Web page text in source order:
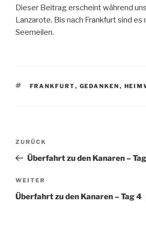
Dieser Beitrag erscheint während
Lanzarote. Bis nach Frankfurt sind
Seemeilen.
SCHLAGWÖRTER
FRANKFURT, GEDANKEN ,
Beitragsnavigation
Vorheriger
Beitrag
ZURÜCK
Überfahrt zu den Kanaren –
Nächster
Beitrag
WEITER
Überfahrt zu den Kanaren – Tag 4